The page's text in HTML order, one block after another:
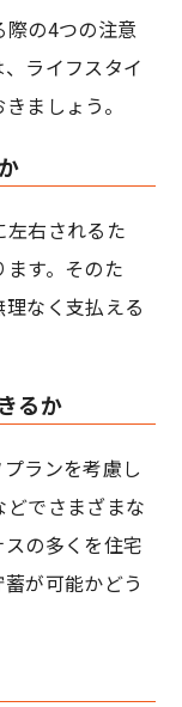
の4つの注意
ライフスタイ
ましょう。
右されるた
す。そのた
なく支払える
るか
ランを考慮し
でさまざまな
の多くを住宅
が可能かどう